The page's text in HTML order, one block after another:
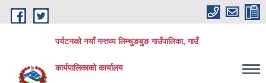
Skip to main content
पर्यटनको नयाँ गन्तव्य लिम्चुङबुङ गाउँपालिका, गाउँ
कार्यपालिकाको कार्यालय